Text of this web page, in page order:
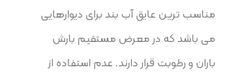
مناسب ترین عایق آب بند برای دیوارهایی
می باشد که در معرض مستقیم بارش
باران و رطوبت قرار دارند. عدم استفاده از